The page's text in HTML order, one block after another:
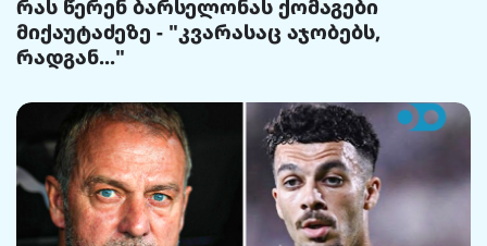
რას წერენ ბარსელონას ქომაგები
მიქაუტაძეზე - "კვარასაც აჯობებს,
რადგან..."